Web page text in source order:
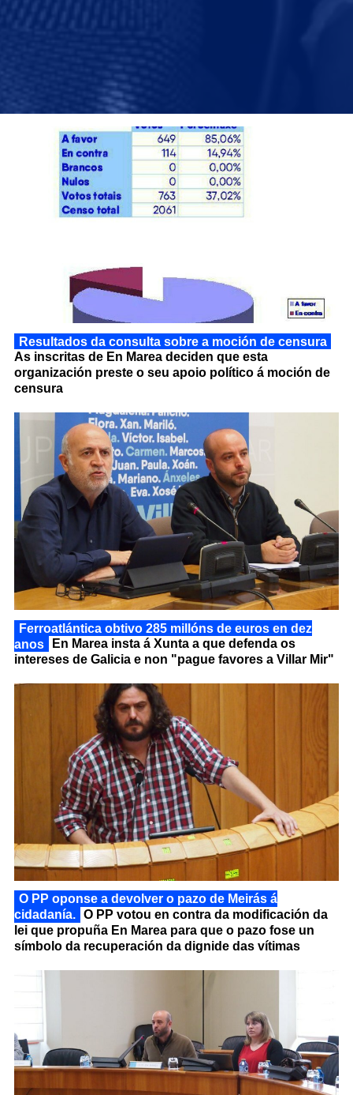
Resultados da consulta sobre a moción de censura
As inscritas de En Marea deciden que esta
organización preste o seu apoio político á moción de
censura
Ferroatlántica obtivo 285 millóns de euros en dez
anos
En Marea insta á Xunta a que defenda os
intereses de Galicia e non "pague favores a Villar Mir"
O PP oponse a devolver o pazo de Meirás á
cidadanía. O PP votou en contra da modificación da
lei que propuña En Marea para que o pazo fose un
símbolo da recuperación da dignide das vítimas